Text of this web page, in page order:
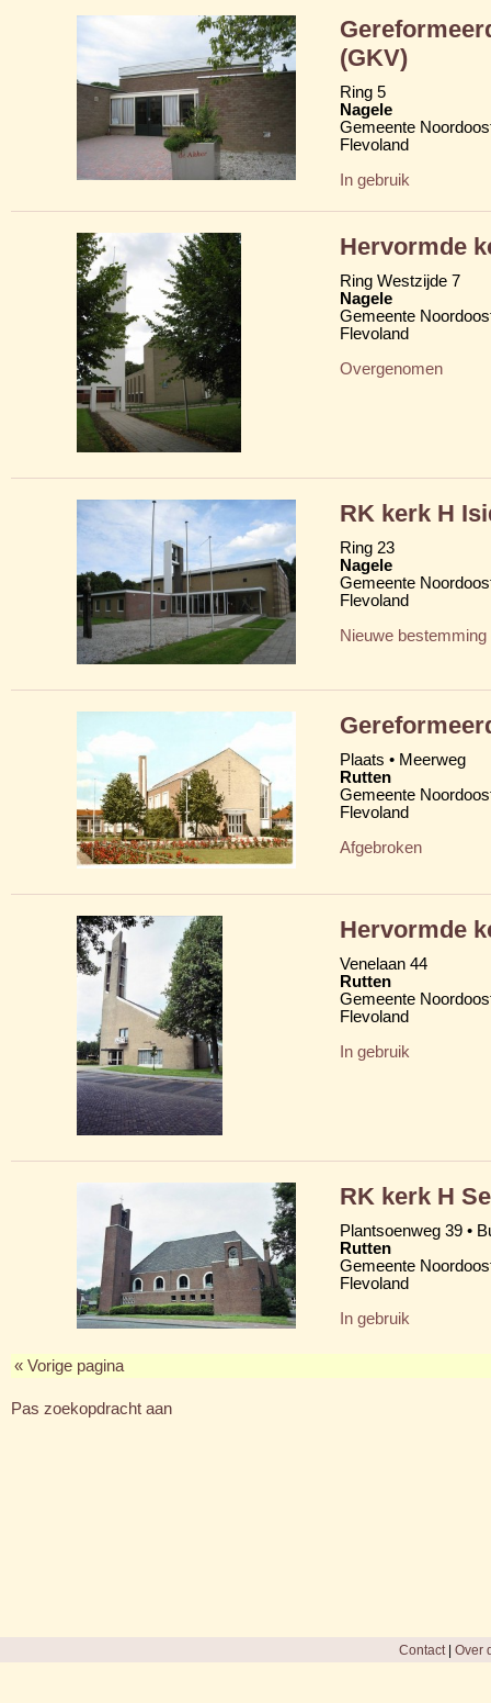
(GKV)
Ring 5
Nagele
Gemeente
Flevoland
In gebruik
Hervormde
Ring Westzijde 7
Nagele
Gemeente
Flevoland
Overgenomen
RK kerk H
Ring 23
Nagele
Gemeente
Flevoland
Nieuwe bestemming
Plaats • Meerweg
Rutten
Gemeente
Flevoland
Afgebroken
Hervormde
Venelaan 44
Rutten
Gemeente
Flevoland
In gebruik
RK kerk H
Plantsoenweg 39 •
Rutten
Gemeente
Flevoland
In gebruik
« Vorige pagina
Pas zoekopdracht aan
Contact| Over